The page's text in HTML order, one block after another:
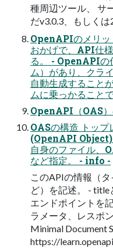
種周辺ツール、 サ
だv3.0.3、もしくは
OpenAPIのメリッ
おかげで、API仕
る。 - OpenAPIの
ム）があり、クラ
自動生成すること
ムに乗っかること
OpenAPI（OAS
OASの構造 トップ
(OpenAPI
自身のファイル、
など指定。 - info -
このAPIの情報（
ど）を記述。 - title
エンドポイントを
ラメータ、レスポ
Minimal Document
https://